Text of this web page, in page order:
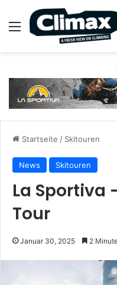
Menü
Startseite / Skitouren
News Skitouren
La Sportiva
Tour
Januar 30, 2025 2